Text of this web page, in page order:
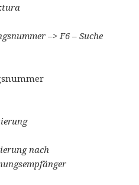
–> F6 – Suche
nach